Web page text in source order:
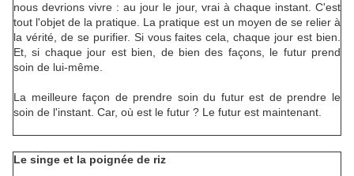
nous devrions vivre : au jour le jour, vrai à chaque instant. C'est
tout l'objet de la pratique. La pratique est un moyen de se relier à
la vérité, de se purifier. Si vous faites cela, chaque jour est bien.
Et, si chaque jour est bien, de bien des façons, le futur prend
soin de lui-même.
La meilleure façon de prendre soin du futur est de prendre le
soin de l'instant. Car, où est le futur ? Le futur est maintenant.
Le singe et la poignée de riz